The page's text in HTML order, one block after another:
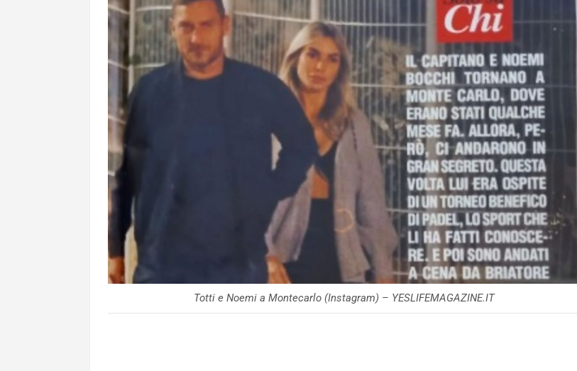
Totti e Noemi a Montecarlo (Instagram) – YESLIFEMAGAZINE.IT